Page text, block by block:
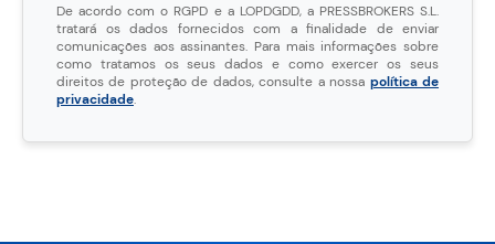
De acordo com o RGPD e a LOPDGDD, a PRESSBROKERS S.L.
tratará os dados fornecidos com a finalidade de enviar
comunicações aos assinantes. Para mais informações sobre
como tratamos os seus dados e como exercer os seus
direitos de proteção de dados, consulte a nossa política de
privacidade.